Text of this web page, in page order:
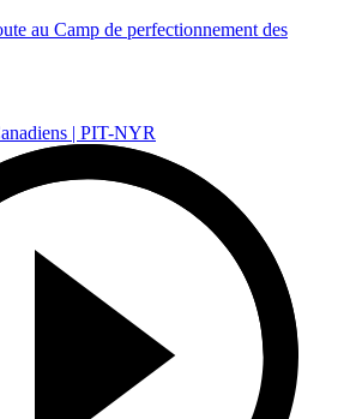
au Camp de perfectionnement des